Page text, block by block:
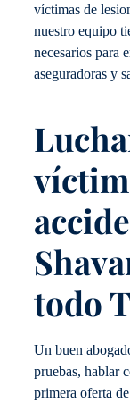
víctimas de
nuestro equipo
necesarios para
aseguradoras y
todo
Un buen
pruebas, hablar
primera oferta